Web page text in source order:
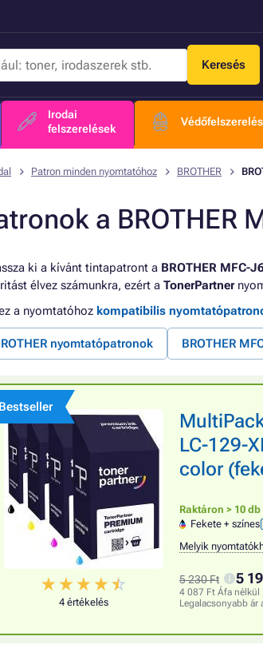
Keresés
Irodai
felszerelések
Patron minden nyomtatóhoz BROTHER
a BROTHER
ki a kívánt tintapatront a BROTHER MFC-
élvez számunkra, ezért a TonerPartner
a nyomtatóhoz kompatibilis
nyomtatópatronok BROTHER
Bestseller
4 értékelés
LC-129-
color
Raktáron > 10 db
Fekete + színes
Melyik
5 230 Ft 5
4 087 Ft Áfa nélkül
Legalacsonyabb ár